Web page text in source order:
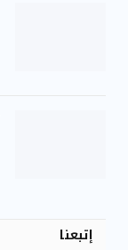
إتبعنا